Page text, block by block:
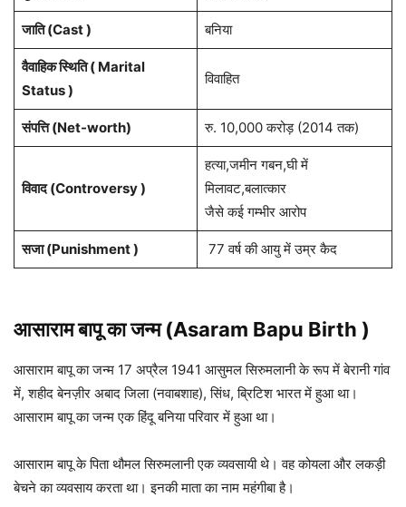
जाति (Cast ) बनिया
वैवाहिक स्थिति ( Marital
Status )
विवाहित
संपत्ति (Net-worth) रु. 10,000 करोड़ (2014 तक)
विवाद (Controversy )
हत्या,जमीन गबन,घी में
मिलावट,बलात्कार
जैसे कई गम्भीर आरोप
सजा (Punishment ) 77 वर्ष की आयु में उम्र कैद
आसाराम बापू का जन्म (Asaram Bapu Birth )
आसाराम बापू का जन्म 17 अप्रैल 1941 आसुमल सिरुमलानी के रूप में बेरानी गांव
में, शहीद बेनज़ीर अबाद जिला (नवाबशाह), सिंध, ब्रिटिश भारत में हुआ था।
आसाराम बापू का जन्म एक हिंदू बनिया परिवार में हुआ था।
आसाराम बापू के पिता थौमल सिरुमलानी एक व्यवसायी थे। वह कोयला और लकड़ी
बेचने का व्यवसाय करता था। इनकी माता का नाम महंगीबा है।